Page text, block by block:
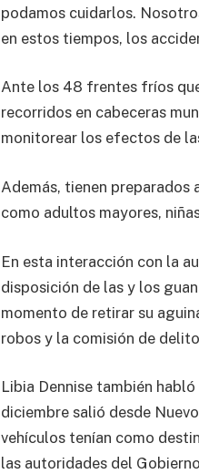
podamos cuidarlos.
en estos tiempos, los
Ante los 48 frentes fríos
recorridos en cabeceras
monitorear los efectos de
Además, tienen
como adultos mayores,
En esta interacción con la
disposición de las y los
momento de retirar su
robos y la comisión de
Libia Dennise también
diciembre salió desde
vehículos tenían como
las autoridades del